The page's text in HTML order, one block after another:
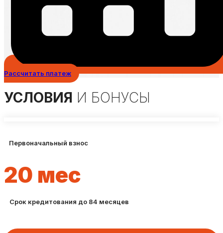
Рассчитать платеж
УСЛОВИЯ И БОНУСЫ
Первоначальный взнос
20 мес
Срок кредитования до 84 месяцев